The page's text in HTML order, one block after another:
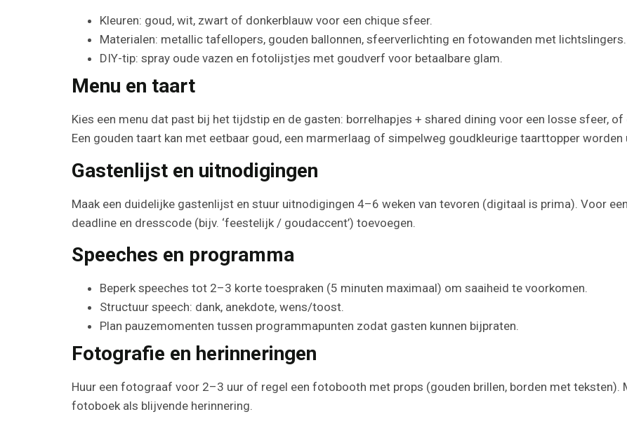
Kleuren: goud, wit, zwart of donkerblauw voor een chique sfeer.
Materialen: metallic tafellopers, gouden ballonnen, sfeerverlichting en fotowanden met lichtslingers.
DIY-tip: spray oude vazen en fotolijstjes met goudverf voor betaalbare glam.
Menu en taart
Kies een menu dat past bij het tijdstip en de gasten: borrelhapjes + shared dining voor een losse sfeer,
Een gouden taart kan met eetbaar goud, een marmerlaag of simpelweg goudkleurige taarttopper worden
Gastenlijst en uitnodigingen
Maak een duidelijke gastenlijst en stuur uitnodigingen 4–6 weken van tevoren (digitaal is prima). Voor
deadline en dresscode (bijv. ‘feestelijk / goudaccent’) toevoegen.
Speeches en programma
Beperk speeches tot 2–3 korte toespraken (5 minuten maximaal) om saaiheid te voorkomen.
Structuur speech: dank, anekdote, wens/toost.
Plan pauzemomenten tussen programmapunten zodat gasten kunnen bijpraten.
Fotografie en herinneringen
Huur een fotograaf voor 2–3 uur of regel een fotobooth met props (gouden brillen, borden met teksten).
fotoboek als blijvende herinnering.